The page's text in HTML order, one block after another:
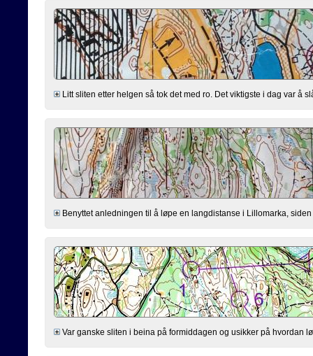
Litt sliten etter helgen så tok det med ro. Det viktigste i dag var å
Benyttet anledningen til å løpe en langdistanse i Lillomarka,
Var ganske sliten i beina på formiddagen og usikker på hvordan